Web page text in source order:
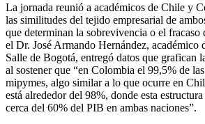
La jornada reunió a académicos de Chile y
las similitudes del tejido empresarial de
que determinan la sobrevivencia o el fracaso
el Dr. José Armando Hernández, académico
Salle de Bogotá, entregó datos que grafican
al sostener que “en Colombia el 99,5% de
mipymes, algo similar a lo que ocurre en
está alrededor del 98%, donde esta
cerca del 60% del PIB en ambas naciones”.